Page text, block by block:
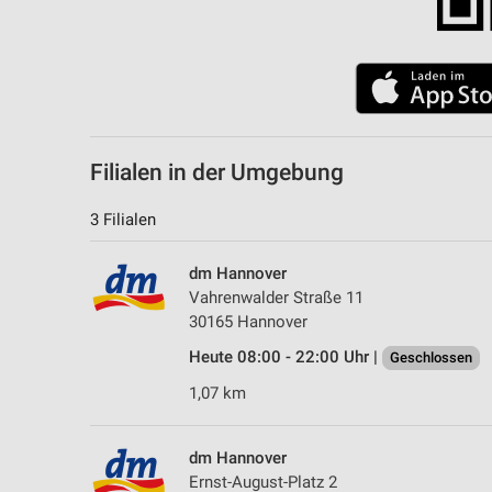
Filialen in der Umgebung
3 Filialen
dm Hannover
Vahrenwalder Straße 11
30165 Hannover
Heute 08:00 - 22:00 Uhr |
Geschlossen
1,07 km
dm Hannover
Ernst-August-Platz 2